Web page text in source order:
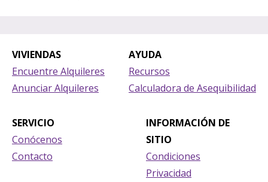
VIVIENDAS
Encuentre Alquileres
Anunciar Alquileres
AYUDA
Recursos
Calculadora de Asequibilidad
SERVICIO
Conócenos
Contacto
INFORMACIÓN DE
SITIO
Condiciones
Privacidad